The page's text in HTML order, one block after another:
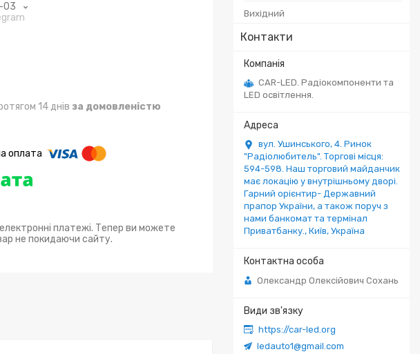
Вихідний
Контакти
CAR-LED. Радіокомпоненти та
LED освітлення.
вул. Ушинського, 4. Ринок
"Радіолюбитель". Торгові місця:
594-598. Наш торговий майданчик
має локацію у внутрішньому дворі.
Гарний орієнтир- Державний
прапор України, а також поруч з
нами банкомат та термінал
Приватбанку., Київ, Україна
Олександр Олексійович Сохань
https://car-led.org
ledauto1@gmail.com
03
14 днів за домовленістю
електронні платежі. Тепер ви можете
не покидаючи сайту.